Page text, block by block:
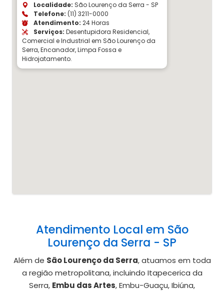
Localidade: São Lourenço da Serra - SP
Telefone: (11) 3211-0000
Atendimento: 24 Horas
Serviços: Desentupidora Residencial,
Comercial e Industrial em São Lourenço da
Serra, Encanador, Limpa Fossa e
Hidrojatamento.
Atendimento Local em São
Lourenço da Serra - SP
Além de São Lourenço da Serra, atuamos em toda
a região metropolitana, incluindo Itapecerica da
Serra, Embu das Artes, Embu-Guaçu, Ibiúna,